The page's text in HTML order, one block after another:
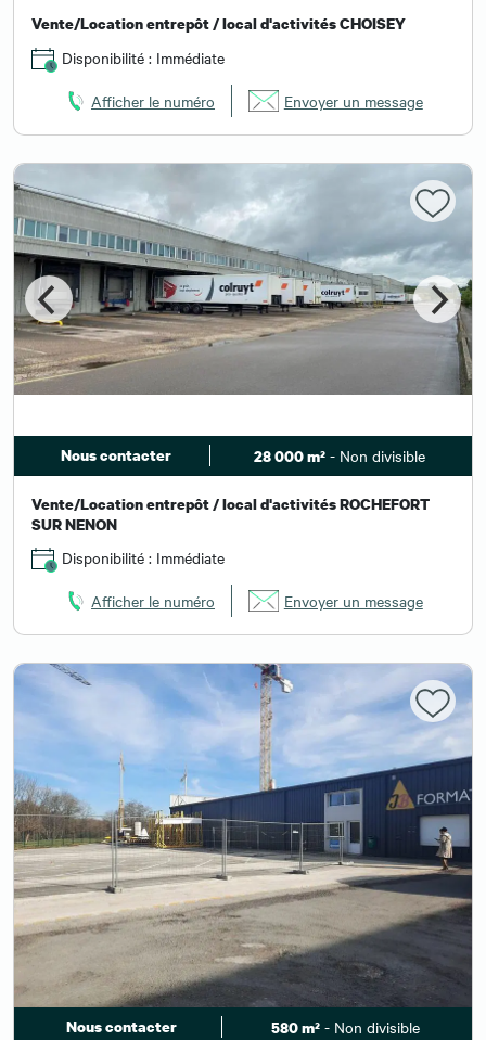
Vente/Location entrepôt / local d'activités CHOISEY
Disponibilité : Immédiate
Afficher le numéro Envoyer un message
Nous contacter 28 000 m² - Non divisible
Vente/Location entrepôt / local d'activités ROCHEFORT
SUR NENON
Disponibilité : Immédiate
Afficher le numéro Envoyer un message
Nous contacter 580 m²- Non divisible